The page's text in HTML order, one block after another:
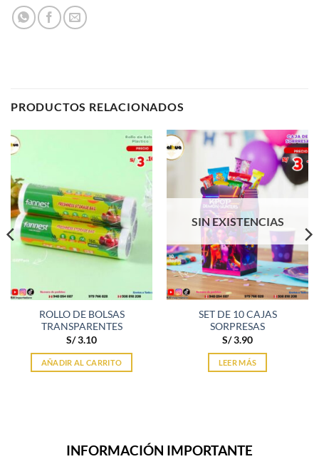
PRODUCTOS RELACIONADOS
ROLLO DE BOLSAS
TRANSPARENTES
S/3.10
AÑADIR AL CARRITO
SIN EXISTENCIAS
SET DE 10 CAJAS
SORPRESAS
S/3.90
LEER MÁS
INFORMACIÓN IMPORTANTE